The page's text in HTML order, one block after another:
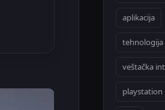
aplikacija
tehnologija
veštačka
playstation